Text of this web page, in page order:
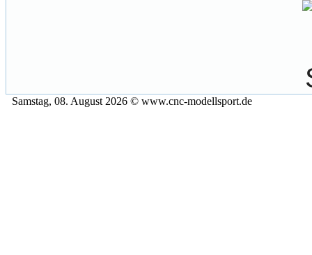
Samstag, 08. August 2026 © www.cnc-modellsport.de